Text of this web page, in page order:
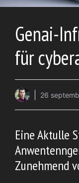
Genai-
für
26
Eine Aktulle
Zunehmend